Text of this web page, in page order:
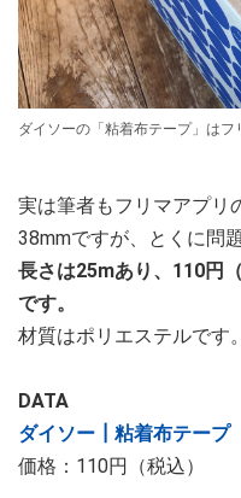
ダイソーの「粘着布テープ」は
実は筆者もフリマアプリ
38mmですが、とくに問
長さは25mあり、110円
です。
材質はポリエステルです。
DATA
ダイソー┃粘着布テープ
価格：110円（税込）